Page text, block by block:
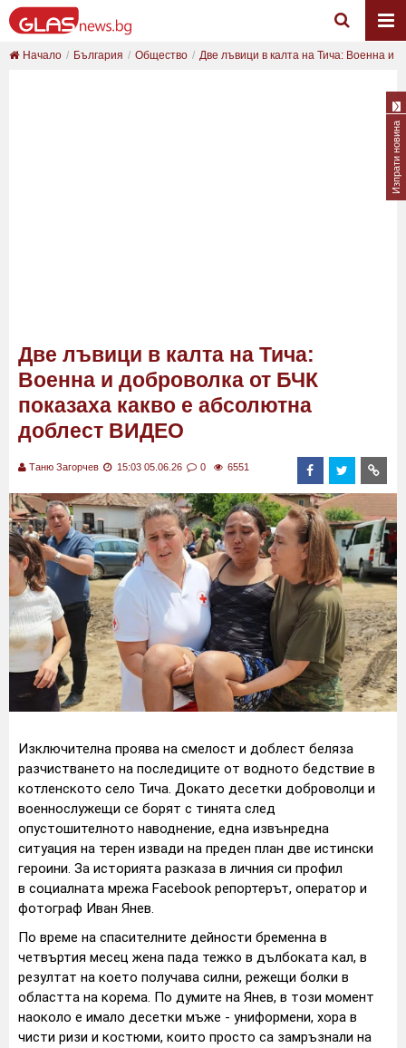
Начало България Общество Две лъвици в калта на Тича: Военна и
Две лъвици в калта на Тича:
Военна и доброволка от БЧК
показаха какво е абсолютна
доблест ВИДЕО
Таню Загорчев 15:03 05.06.26 0 6551
Изключителна проява на смелост и доблест беляза
разчистването на последиците от водното бедствие в
котленското село Тича. Докато десетки доброволци и
военнослужещи се борят с тинята след
опустошителното наводнение, една извънредна
ситуация на терен извади на преден план две истински
героини. За историята разказа в личния си профил
в социалната мрежа Facebook репортерът, оператор и
фотограф Иван Янев.
По време на спасителните дейности бременна в
четвъртия месец жена пада тежко в дълбоката кал, в
резултат на което получава силни, режещи болки в
областта на корема. По думите на Янев, в този момент
наоколо е имало десетки мъже - униформени, хора в
чисти ризи и костюми, които просто са замръзнали на
Изпрати новина